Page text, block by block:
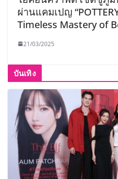
ผ่านแคมเปญ
Timeless Mastery of
21/03/2025
บันเทิง